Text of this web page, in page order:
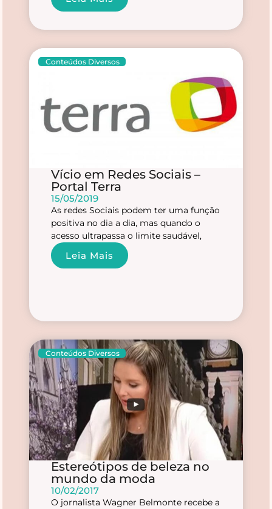
Conteúdos Diversos
Vício em Redes Sociais –
Portal Terra
15/05/2019
As redes Sociais podem ter uma função
positiva no dia a dia, mas quando o
acesso ultrapassa o limite saudável,
Leia Mais
Conteúdos Diversos
Estereótipos de beleza no
mundo da moda
10/02/2017
O jornalista Wagner Belmonte recebe a